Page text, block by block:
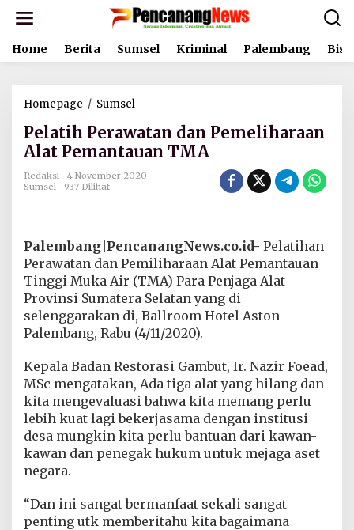
t
Home Berita Sumsel Kriminal Palembang
Homepage / Sumsel
l
a
t
i
a
w
a
t
a
n
d
n
P
e
m
e
l
h
a
a
Pelatih Perawatan dan Pemeliharaan
Alat Pemantauan TMA
Redaksi
4 November 2020
Sumsel
937 Dilihat
Palembang|PencanangNews.co.id- Pelatihan
Perawatan dan Pemiliharaan Alat Pemantauan
Tinggi Muka Air (TMA) Para Penjaga Alat
Provinsi Sumatera Selatan yang di
selenggarakan di, Ballroom Hotel Aston
Palembang, Rabu (4/11/2020).
Kepala Badan Restorasi Gambut, Ir. Nazir Foead,
MSc mengatakan, Ada tiga alat yang hilang dan
kita mengevaluasi bahwa kita memang perlu
lebih kuat lagi bekerjasama dengan institusi
desa mungkin kita perlu bantuan dari kawan-
kawan dan penegak hukum untuk mejaga aset
negara.
“Dan ini sangat bermanfaat sekali sangat
penting utk memberitahu kita bagaimana